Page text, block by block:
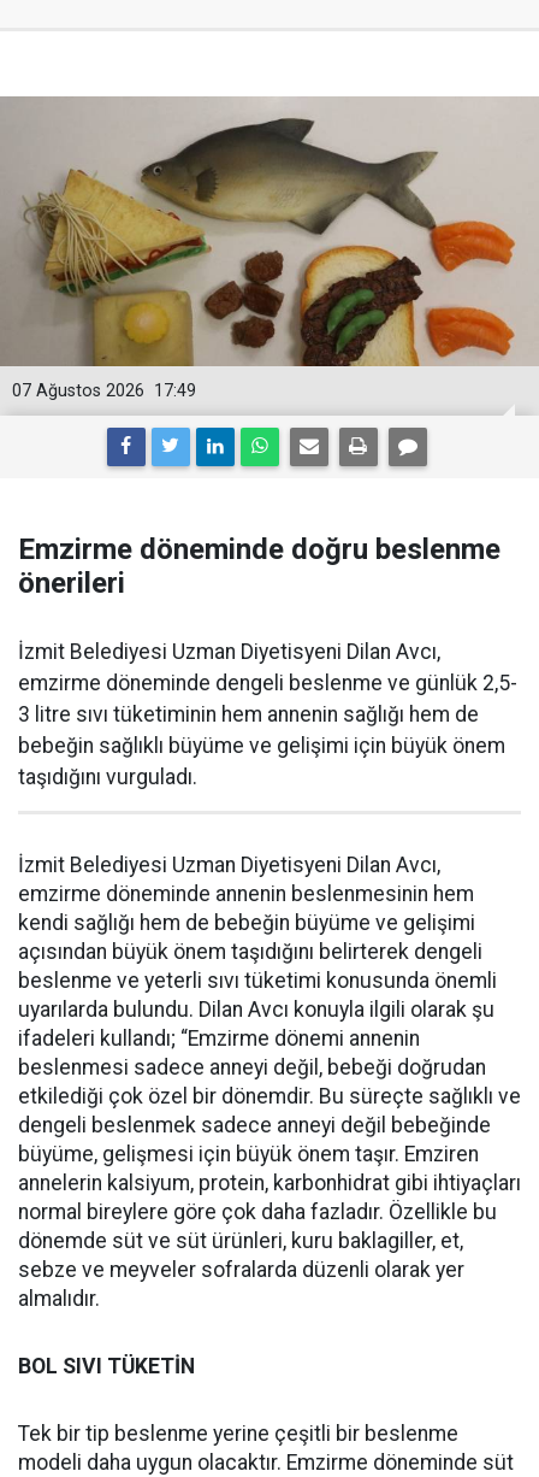
17:49
07 Ağustos 2026
Emzirme döneminde doğru beslenme
önerileri
İzmit Belediyesi Uzman Diyetisyeni Dilan Avcı,
emzirme döneminde dengeli beslenme ve günlük 2,5-
3 litre sıvı tüketiminin hem annenin sağlığı hem de
bebeğin sağlıklı büyüme ve gelişimi için büyük önem
taşıdığını vurguladı.
İzmit Belediyesi Uzman Diyetisyeni Dilan Avcı,
emzirme döneminde annenin beslenmesinin hem
kendi sağlığı hem de bebeğin büyüme ve gelişimi
açısından büyük önem taşıdığını belirterek dengeli
beslenme ve yeterli sıvı tüketimi konusunda önemli
uyarılarda bulundu. Dilan Avcı konuyla ilgili olarak şu
ifadeleri kullandı; “Emzirme dönemi annenin
beslenmesi sadece anneyi değil, bebeği doğrudan
etkilediği çok özel bir dönemdir. Bu süreçte sağlıklı ve
dengeli beslenmek sadece anneyi değil bebeğinde
büyüme, gelişmesi için büyük önem taşır. Emziren
annelerin kalsiyum, protein, karbonhidrat gibi ihtiyaçları
normal bireylere göre çok daha fazladır. Özellikle bu
dönemde süt ve süt ürünleri, kuru baklagiller, et,
sebze ve meyveler sofralarda düzenli olarak yer
almalıdır.
BOL SIVI TÜKETİN
Tek bir tip beslenme yerine çeşitli bir beslenme
modeli daha uygun olacaktır. Emzirme döneminde süt